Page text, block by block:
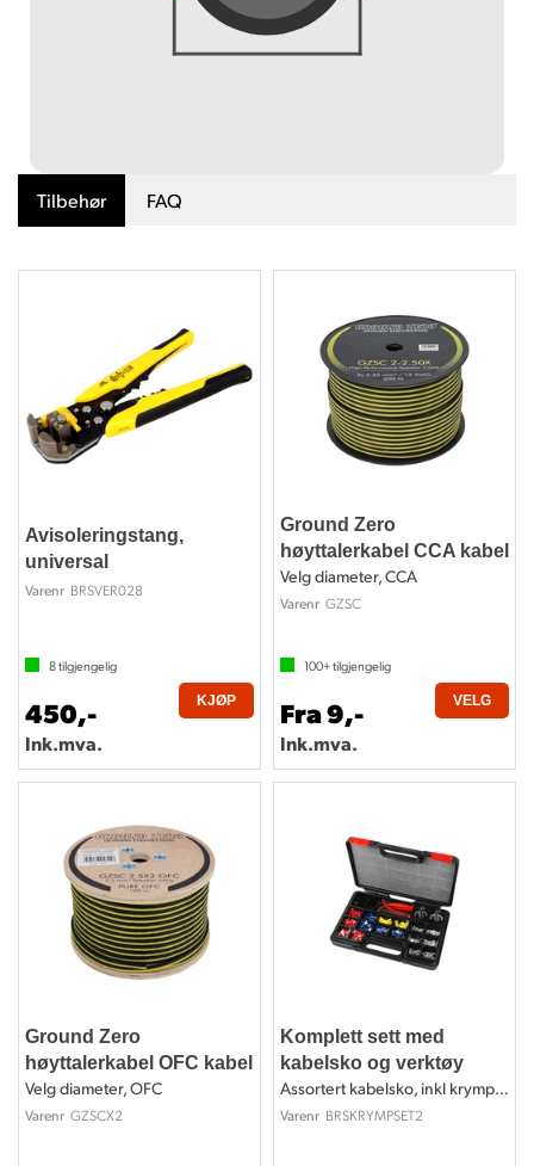
Tilbehør FAQ
Avisoleringstang,
universal
Varenr BRSVER028
8tilgjengelig
450,-
Ink.mva.
KJØP
Ground Zero
høyttalerkabel CCA kabel
Velg diameter, CCA
Varenr GZSC
100+tilgjengelig
Fra 9,-
Ink.mva.
VELG
Ground Zero
høyttalerkabel OFC kabel
Velg diameter, OFC
Varenr GZSCX2
Komplett sett med
kabelsko og verktøy
Assortert kabelsko, inkl krympeverktøy
Varenr BRSKRYMPSET2